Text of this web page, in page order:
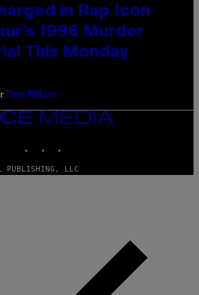
in Rap Icon
1996 Murder
This Monday
Dan Milam
LLC